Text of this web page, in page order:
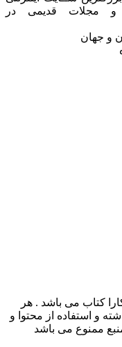
مجلات قدیمی در
و جهان
کتاب می باشد . هر
و استفاده از محتوا و
ممنوع می باشد